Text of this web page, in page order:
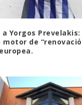
Yorgos Prevelakis:
motor de